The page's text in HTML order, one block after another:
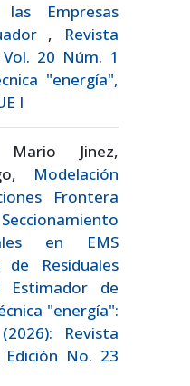
las Empresas
, Revista
20 Núm. 1
"energía",
I
Mario Jinez,
Modelación
Frontera
en EMS
de Residuales
Estimador de
"energía":
Revista
Edición No. 23